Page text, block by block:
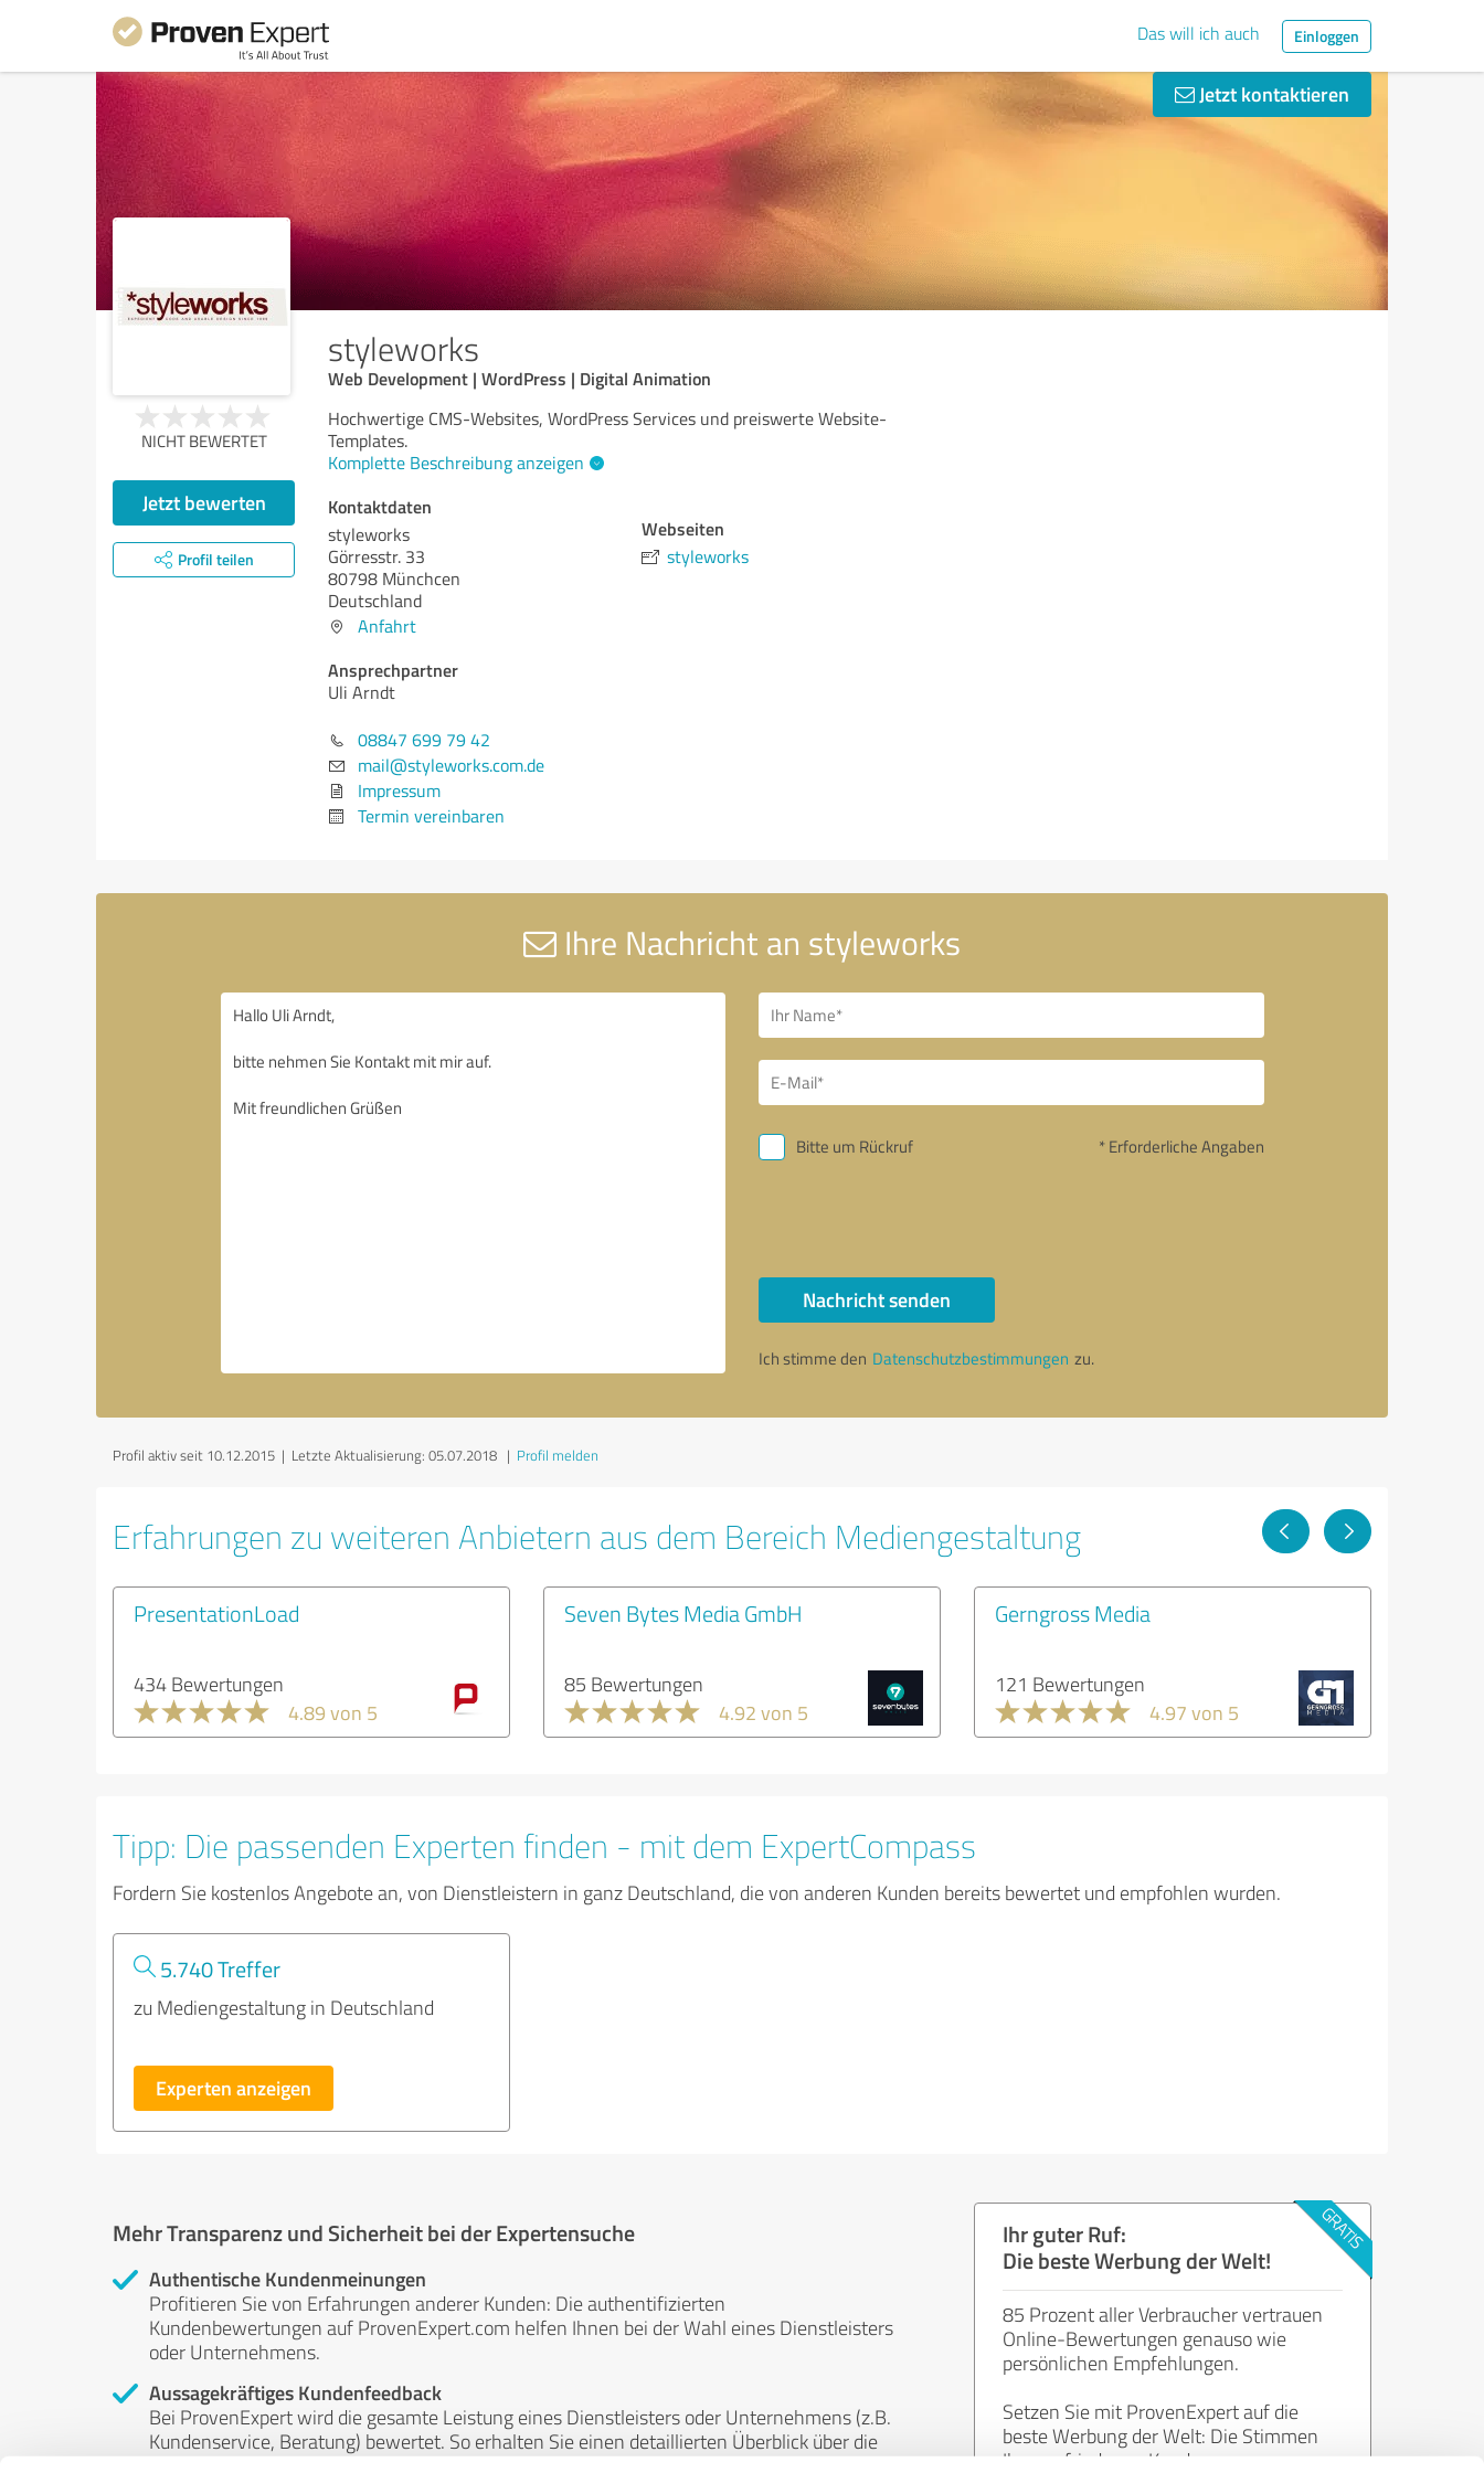
Das will ich auch Einloggen
Jetzt kontaktieren
styleworks
Web Development | WordPress | Digital Animation
NICHT BEWERTET
Jetzt bewerten
Profil teilen
Hochwertige CMS-Websites, WordPress Services und preiswerte Website-
Templates.
Komplette Beschreibung anzeigen
Kontaktdaten
styleworks
Görresstr. 33
80798 Münchcen
Deutschland
Anfahrt
Ansprechpartner
Uli Arndt
08847 699 79 42
mail@styleworks.com.de
Impressum
Termin vereinbaren
Webseiten
styleworks
Ihre Nachricht an styleworks
Bitte um Rückruf * Erforderliche Angaben
Nachricht senden
Ich stimme den Datenschutzbestimmungen zu.
Profil aktiv seit 10.12.2015 | Letzte Aktualisierung: 05.07.2018 | Profil melden
Erfahrungen zu weiteren Anbietern aus dem Bereich Mediengestaltung
PresentationLoad
434 Bewertungen
4.89 von 5
Seven Bytes Media GmbH
85 Bewertungen
4.92 von 5
Gerngross Media
121 Bewertungen
4.97 von 5
Tipp: Die passenden Experten finden - mit dem ExpertCompass
Fordern Sie kostenlos Angebote an, von Dienstleistern in ganz Deutschland, die von anderen Kunden bereits bewertet und empfohlen wurden.
5.740 Treffer
zu Mediengestaltung in Deutschland
Experten anzeigen
Mehr Transparenz und Sicherheit bei der Expertensuche
Authentische Kundenmeinungen
Profitieren Sie von Erfahrungen anderer Kunden: Die authentifizierten
Kundenbewertungen auf ProvenExpert.com helfen Ihnen bei der Wahl eines Dienstleisters
oder Unternehmens.
Aussagekräftiges Kundenfeedback
Bei ProvenExpert wird die gesamte Leistung eines Dienstleisters oder Unternehmens (z.B.
Kundenservice, Beratung) bewertet. So erhalten Sie einen detaillierten Überblick über die
Ihr guter Ruf:
Die beste Werbung der Welt!
85 Prozent aller Verbraucher vertrauen
Online-Bewertungen genauso wie
persönlichen Empfehlungen.
Setzen Sie mit ProvenExpert auf die
beste Werbung der Welt: Die Stimmen
Ihrer zufriedenen Kunden.